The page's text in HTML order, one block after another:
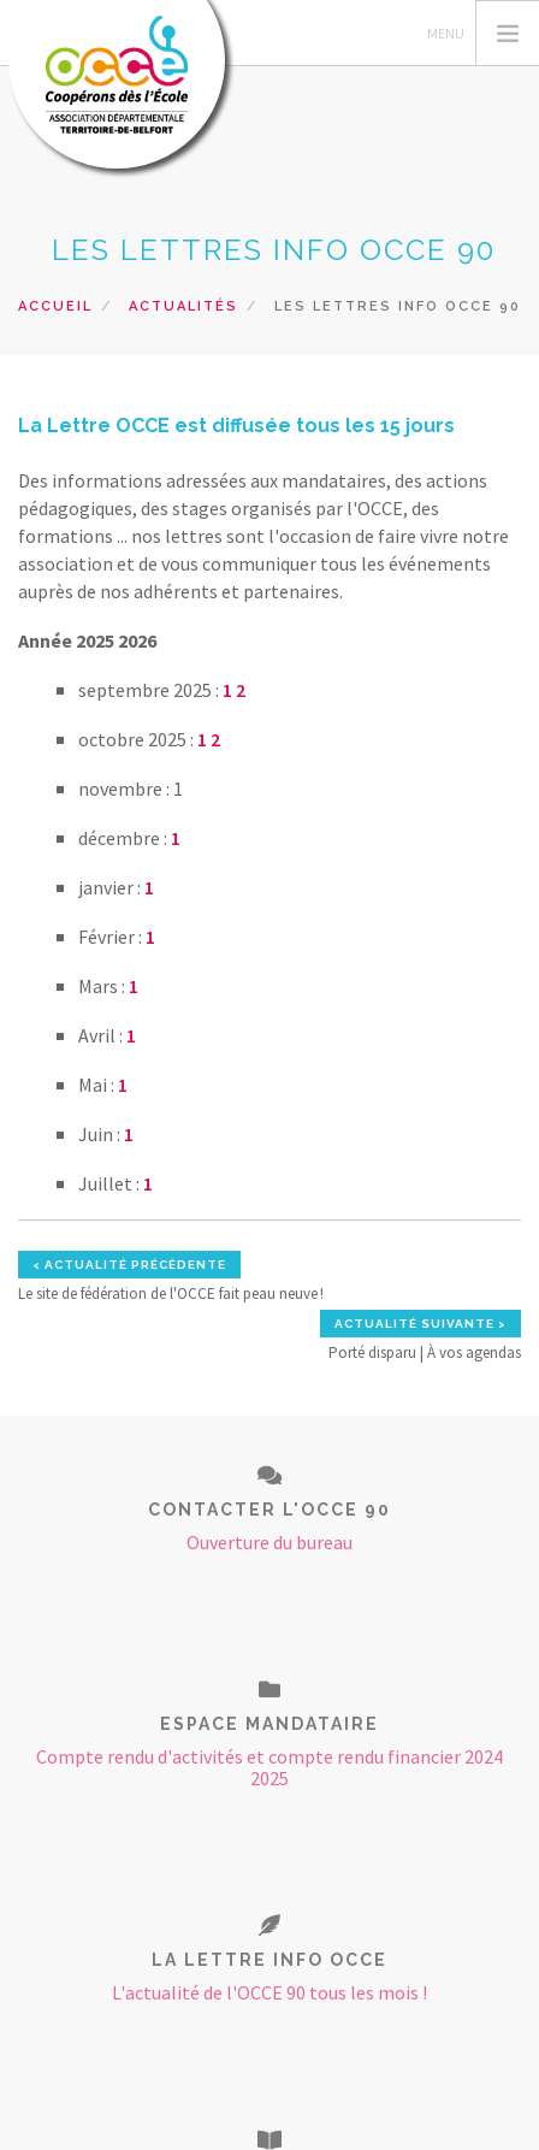
L' OCCE 90
CONTACT
LES LETTRES INFO OCCE 90
ACCUEIL ACTUALITÉS LES LETTRES INFO OCCE 90
La Lettre OCCE est diffusée tous les 15 jours
Des informations adressées aux mandataires, des actions
pédagogiques, des stages organisés par l'OCCE, des
formations ... nos lettres sont l'occasion de faire vivre notre
association et de vous communiquer tous les événements
auprès de nos adhérents et partenaires.
Année 2025 2026
septembre 2025 : 1 2
octobre 2025 : 1 2
novembre : 1
décembre : 1
janvier : 1
Février : 1
Mars : 1
Avril : 1
Mai : 1
Juin : 1
Juillet : 1
< ACTUALITÉ PRÉCÉDENTE
Le site de fédération de l'OCCE fait peau neuve !
ACTUALITÉ SUIVANTE >
Porté disparu | À vos agendas
CONTACTER L'OCCE 90
Ouverture du bureau
ESPACE MANDATAIRE
Compte rendu d'activités et compte rendu financier 2024
2025
LA LETTRE INFO OCCE
L'actualité de l'OCCE 90 tous les mois !